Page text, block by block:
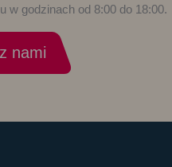
w godzinach od 8:00 do 18:00.
nami